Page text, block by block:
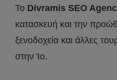
Το Divramis SEO
κατασκευή και την
ξενοδοχεία και άλλες
στην Ίο.